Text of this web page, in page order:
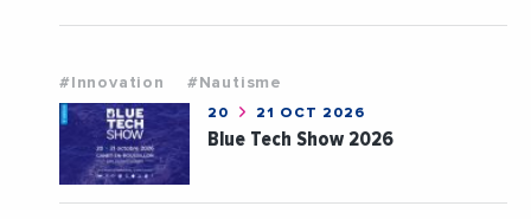
#Innovation #Nautisme
20 21 OCT 2026
Blue Tech Show 2026